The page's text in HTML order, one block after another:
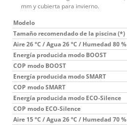
mm y cubierta para invierno.
Modelo
Tamaño recomendado de la piscina (*)
Aire 26 °C / Agua 26 °C / Humedad 80 %
Energía producida modo BOOST
COP modo BOOST
Energía producida modo SMART
COP modo SMART
Energía producida modo ECO-Silence
COP modo ECO-Silence
Aire 15 °C / Agua 26 °C / Humedad 70 %